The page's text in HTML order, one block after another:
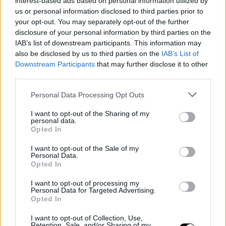
us or personal information disclosed to third parties prior to
your opt-out. You may separately opt-out of the further
disclosure of your personal information by third parties on the
IAB’s list of downstream participants. This information may
also be disclosed by us to third parties on the IAB’s List of
Downstream Participants that may further disclose it to other
Personal Data Processing Opt Outs
I want to opt-out of the Sharing of my
personal data.
Opted In
I want to opt-out of the Sale of my
Personal Data.
Opted In
I want to opt-out of processing my
Personal Data for Targeted Advertising.
Opted In
I want to opt-out of Collection, Use,
Victor Valdivielso
Así me ha ayudado UXER School
Al ser una formación profesional tan práctica,
varios de los ejercicios trabajados en clase me han
servido de inspiración para casos reales en mi día
a día.
UXER School me ha brindado la oportunidad de
aproximarme con paso firme al mundo del writing